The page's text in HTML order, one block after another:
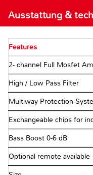
Ausstattung &
Features
2- channel Full Mosfet
High / Low Pass Filter
Multiway Protection
Exchangeable chips for
Bass Boost 0-6 dB
Optional remote available